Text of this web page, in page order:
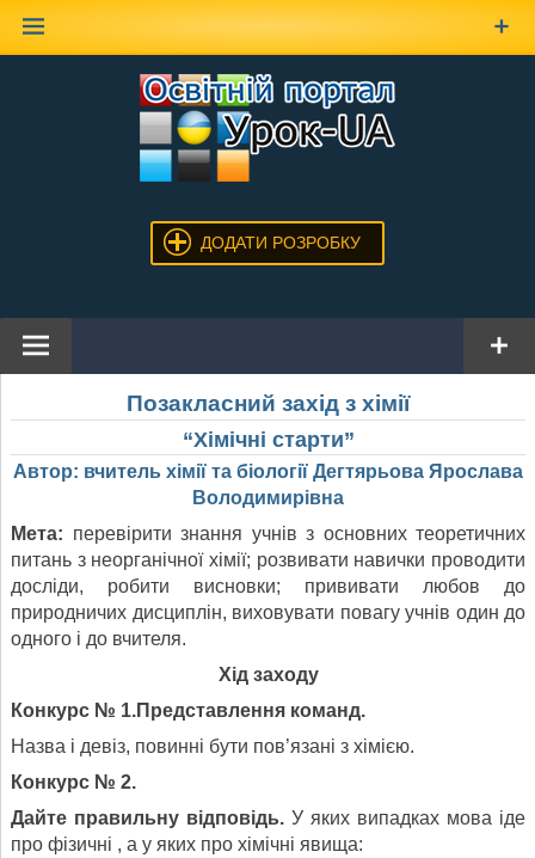
ДОДАТИ РОЗРОБКУ
Позакласний захід з хімії
“Хімічні старти”
Автор: вчитель хімії та біології Дегтярьова Ярослава
Володимирівна
Мета: перевірити знання учнів з основних теоретичних
питань з неорганічної хімії; розвивати навички проводити
досліди, робити висновки; прививати любов до
природничих дисциплін, виховувати повагу учнів один до
одного і до вчителя.
Хід заходу
Конкурс № 1.Представлення команд.
Назва і девіз, повинні бути пов’язані з хімією.
Конкурс № 2.
Дайте правильну відповідь. У яких випадках мова іде
про фізичні , а у яких про хімічні явища: